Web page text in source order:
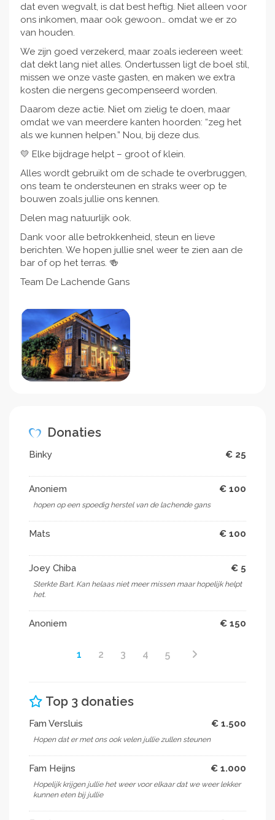
dat even wegvalt, is dat best heftig. Niet alleen voor
ons inkomen, maar ook gewoon… omdat we er zo
van houden.
We zijn goed verzekerd, maar zoals iedereen weet:
dat dekt lang niet alles. Ondertussen ligt de boel stil,
missen we onze vaste gasten, en maken we extra
kosten die nergens gecompenseerd worden.
Daarom deze actie. Niet om zielig te doen, maar
omdat we van meerdere kanten hoorden: “zeg het
als we kunnen helpen.” Nou, bij deze dus.
💛 Elke bijdrage helpt – groot of klein.
Alles wordt gebruikt om de schade te overbruggen,
ons team te ondersteunen en straks weer op te
bouwen zoals jullie ons kennen.
Delen mag natuurlijk ook.
Dank voor alle betrokkenheid, steun en lieve
berichten. We hopen jullie snel weer te zien aan de
bar of op het terras. 🍻
Team De Lachende Gans
Donaties
Binky € 25
Anoniem € 100
hopen op een spoedig herstel van de lachende gans
Mats € 100
Joey Chiba € 5
Sterkte Bart. Kan helaas niet meer missen maar hopelijk helpt
het.
Anoniem € 150
1 2 3 4 5
Top 3 donaties
Fam Versluis € 1.500
Hopen dat er met ons ook velen jullie zullen steunen
Fam Heijns € 1.000
Hopelijk krijgen jullie het weer voor elkaar dat we weer lekker
kunnen eten bij jullie